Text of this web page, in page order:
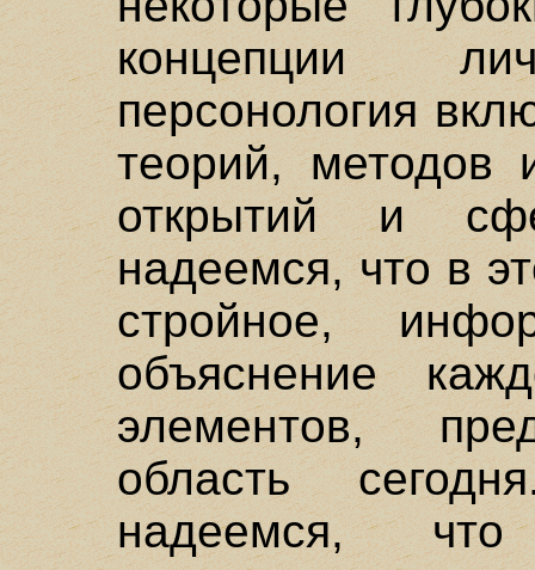
концепции
персонология
теорий, методов
открытий и
надеемся, что в
стройное,
объяснение
элементов,
область
надеемся,